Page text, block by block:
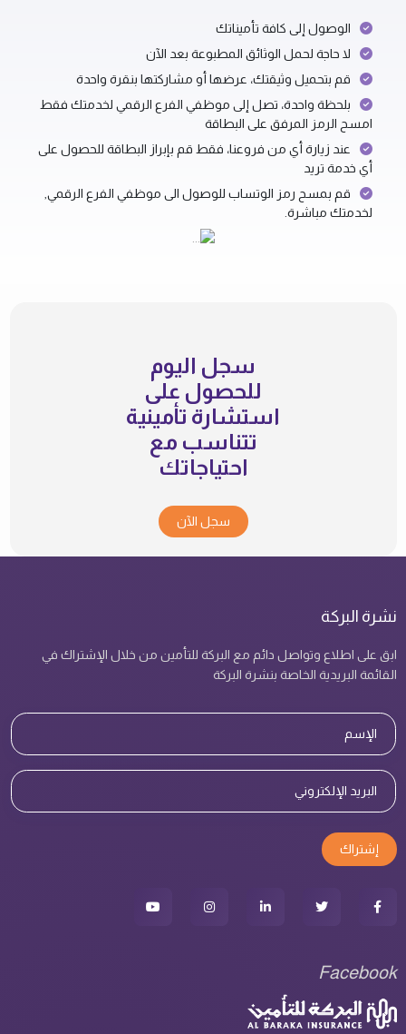
الوصول إلى كافة تأميناتك
لا حاجة لحمل الوثائق المطبوعة بعد الآن
قم بتحميل وثيقتك، عرضها أو مشاركتها بنقرة واحدة
بلحظة واحدة، تصل إلى موظفي الفرع الرقمي لخدمتك فقط
امسح الرمز المرفق على البطاقة
عند زيارة أي من فروعنا، فقط قم بإبراز البطاقة للحصول على
أي خدمة تريد
قم بمسح رمز الوتساب للوصول الى موظفي الفرع الرقمي,
لخدمتك مباشرة.
سجل اليوم
للحصول على
استشارة تأمينية
تتناسب مع
احتياجاتك
سجل الآن
نشرة البركة
ابق على اطلاع وتواصل دائم مع البركة للتأمين من خلال الإشتراك في
القائمة البريدية الخاصة بنشرة البركة
إشتراك
Facebook